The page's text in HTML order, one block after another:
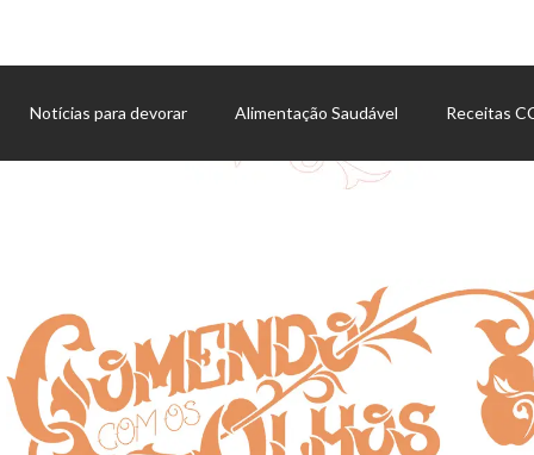
Notícias para devorar Alimentação Saudável Receitas